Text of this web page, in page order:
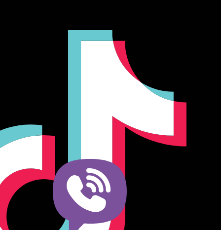
Producător și importator de mobilier în Chișinău. Descoperă
dormitor și grădină. Calitate, funcționalitate și design
modern pentru orice spațiu.Îți punem la dispoziție soluții
complete de amenajare direct de la producător, cu garanție
extinsă și consultanță gratuită pentru proiectul tău